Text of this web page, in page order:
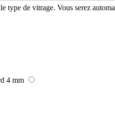
type de vitrage. Vous serez
4 mm